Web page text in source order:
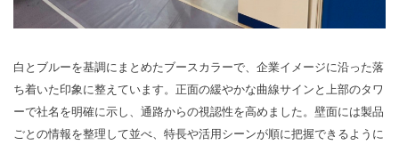
白とブルーを基調にまとめたブースカラーで、企業イメージに沿った落
ち着いた印象に整えています。正面の緩やかな曲線サインと上部のタワ
ーで社名を明確に示し、通路からの視認性を高めました。壁面には製品
ごとの情報を整理して並べ、特長や活用シーンが順に把握できるように